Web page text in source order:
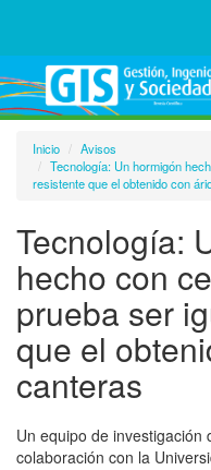
Inicio
Avisos
Tecnología: Un hormigón
resistente que el obtenido con
Tecnología:
hecho con
prueba ser
que el
canteras
Un equipo de investigación
colaboración con la